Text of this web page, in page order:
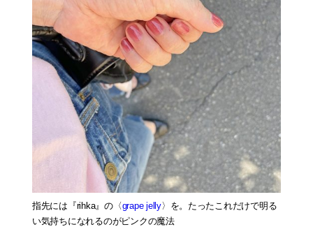
指先には『rihka』の〈grape jelly〉を。たったこれだけで明る
い気持ちになれるのがピンクの魔法